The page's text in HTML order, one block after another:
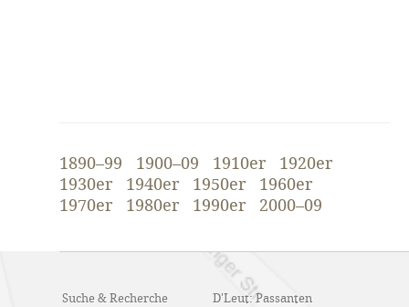
1890–99 1900–09 1910er
1920er
1930er
1940er 1950er
1960er
1970er
1980er 1990er 2000–09
Suche & Recherche D'Leut: Passanten